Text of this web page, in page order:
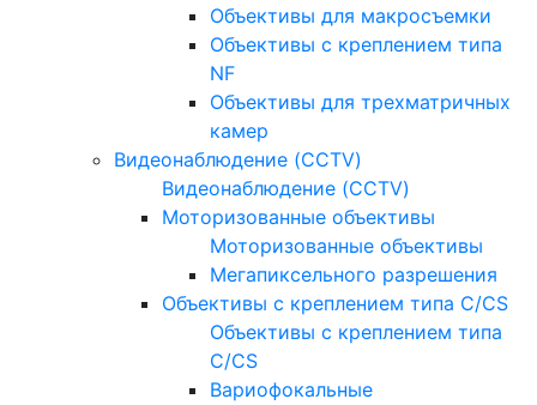
Объективы для макросъемки
Объективы с креплением типа
NF
Объективы для трехматричных
камер
Видеонаблюдение (CCTV)
Видеонаблюдение (CCTV)
Моторизованные объективы
Моторизованные объективы
Мегапиксельного разрешения
Объективы с креплением типа C/CS
Объективы с креплением типа
C/CS
Вариофокальные